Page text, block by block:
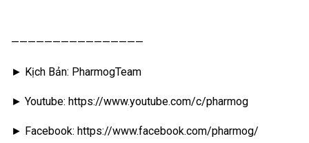
————————————————
► Kịch Bản: PharmogTeam
► Youtube: https://www.youtube.com/c/pharmog
► Facebook: https://www.facebook.com/pharmog/